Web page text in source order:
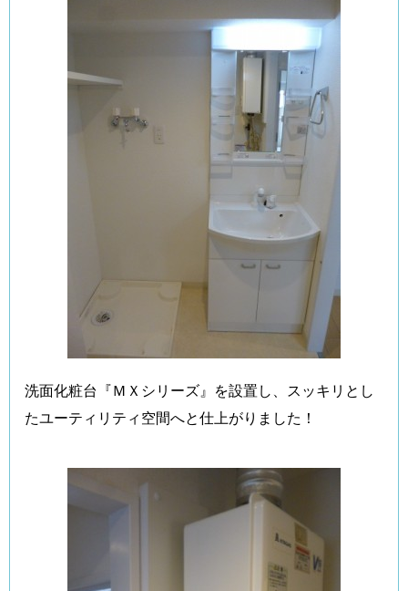
洗面化粧台『ＭＸシリーズ』を設置し、スッキリとし
たユーティリティ空間へと仕上がりました！